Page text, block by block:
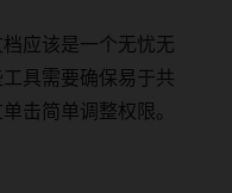
应该是一个无忧无
具需要确保易于共
击简单调整权限。